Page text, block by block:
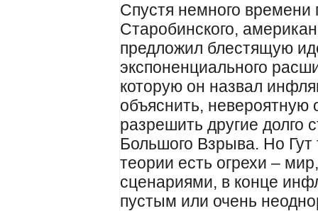
Спустя немного
Старобинского,
предложил блестящую
экспоненциального
которую он назвал
объяснить, невероятную
разрешить другие долго
Большого Взрыва. Но Гут
теории есть огрехи –
сценариями, в конце
пустым или очень